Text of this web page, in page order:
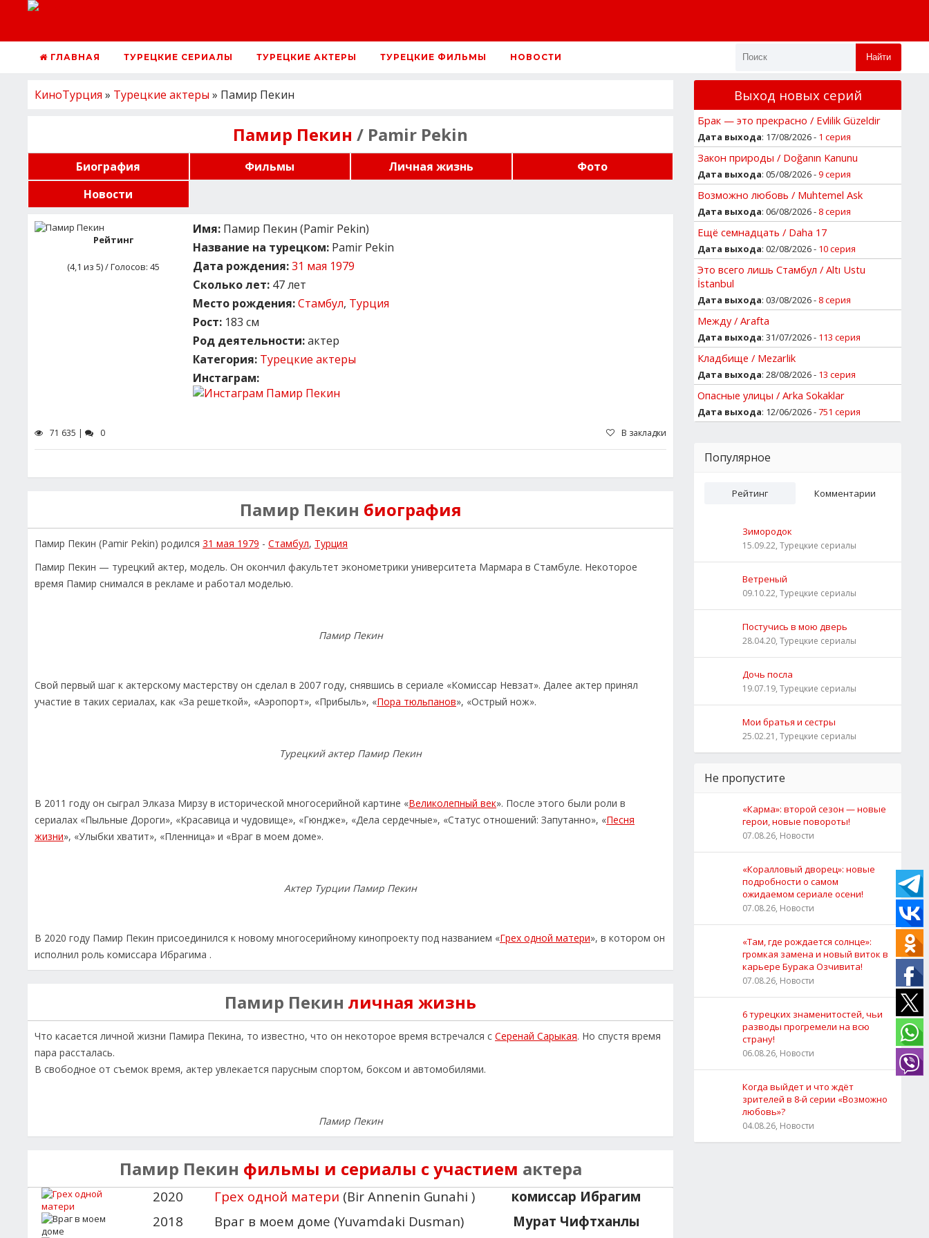
ГЛАВНАЯ ТУРЕЦКИЕ СЕРИАЛЫ ТУРЕЦКИЕ АКТЕРЫ ТУРЕЦКИЕ ФИЛЬМЫ НОВОСТИ Найти
КиноТурция » Турецкие актеры » Памир Пекин
Памир Пекин / Pamir Pekin
Биография Фильмы Личная жизнь
Фото
Новости
Рейтинг
(4,1 из 5) / Голосов:45
Имя:Памир Пекин (Pamir Pekin)
Название на турецком:Pamir Pekin
Дата рождения: 31 мая 1979
Сколько лет:47 лет
Место рождения: Стамбул, Турция
Рост:183 см
Род деятельности:актер
Категория: Турецкие актеры
Инстаграм:
71 635 | 0 В закладки
Памир Пекин биография
Памир Пекин (Pamir Pekin) родился 31 мая 1979 - Стамбул, Турция
Памир Пекин — турецкий актер, модель. Он окончил факультет эконометрики университета Мармара в Стамбуле. Некоторое
время Памир снимался в рекламе и работал моделью.
Памир Пекин
Свой первый шаг к актерскому мастерству он сделал в 2007 году, снявшись в сериале «Комиссар Невзат». Далее актер принял
участие в таких сериалах, как «За решеткой», «Аэропорт», «Прибыль», «Пора тюльпанов», «Острый нож».
Турецкий актер Памир Пекин
В 2011 году он сыграл Элказа Мирзу в исторической многосерийной картине «Великолепный век». После этого были роли в
сериалах «Пыльные Дороги», «Красавица и чудовище», «Гюндже», «Дела сердечные», «Статус отношений: Запутанно», «Песня
жизни», «Улыбки хватит», «Пленница» и «Враг в моем доме».
Актер Турции Памир Пекин
В 2020 году Памир Пекин присоединился к новому многосерийному кинопроекту под названием «Грех одной матери», в котором он
исполнил роль комиссара Ибрагима .
Памир Пекин личная жизнь
Что касается личной жизни Памира Пекина, то известно, что он некоторое время встречался с Серенай Сарыкая. Но спустя время
пара рассталась.
В свободное от съемок время, актер увлекается парусным спортом, боксом и автомобилями.
Памир Пекин
Памир Пекин фильмы и сериалы с участием актера
2020 Грех одной матери (Bir Annenin Gunahi )
комиссар Ибрагим
2018
Враг в моем доме (Yuvamdaki Dusman)
Мурат Чифтханлы
Выход новых серий
Брак — это прекрасно / Evlilik Güzeldir
Дата выхода: 17/08/2026 - 1 серия
Закон природы / Doğanın Kanunu
Дата выхода: 05/08/2026 -9 серия
Возможно любовь / Muhtemel Ask
Дата выхода: 06/08/2026 - 8 серия
Ещё семнадцать / Daha 17
Дата выхода: 02/08/2026 - 10 серия
Это всего лишь Стамбул / Altı Ustu
İstanbul
Дата выхода: 03/08/2026 - 8 серия
Между / Arafta
Дата выхода: 31/07/2026 - 113 серия
Кладбище / Mezarlik
Дата выхода: 28/08/2026 - 13 серия
Опасные улицы / Arka Sokaklar
Дата выхода: 12/06/2026 -751 серия
Популярное
Рейтинг Комментарии
Зимородок
15.09.22, Турецкие сериалы
Ветреный
09.10.22, Турецкие сериалы
Постучись в мою дверь
28.04.20, Турецкие сериалы
Дочь посла
19.07.19, Турецкие сериалы
Мои братья и сестры
25.02.21, Турецкие сериалы
Не пропустите
«Карма»: второй сезон — новые
герои, новые повороты!
07.08.26, Новости
«Коралловый дворец»: новые
подробности о самом
ожидаемом сериале осени!
07.08.26, Новости
«Там, где рождается солнце»:
громкая замена и новый виток в
карьере Бурака Озчивита!
07.08.26, Новости
6 турецких знаменитостей, чьи
разводы прогремели на всю
страну!
06.08.26, Новости
Когда выйдет и что ждёт
зрителей в 8-й серии «Возможно
любовь»?
04.08.26, Новости